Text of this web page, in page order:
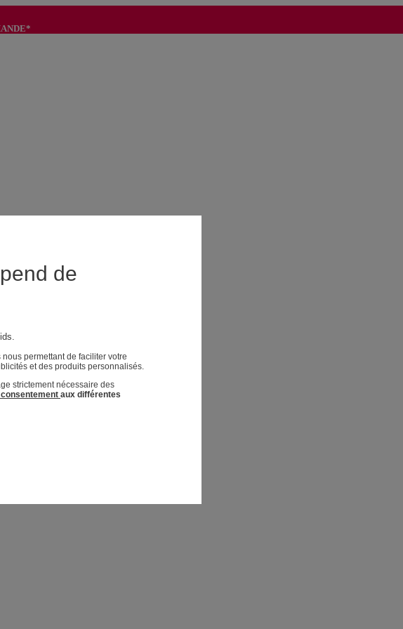
de
permettant de faciliter votre
et des produits personnalisés.
strictement nécessaire des
aux différentes